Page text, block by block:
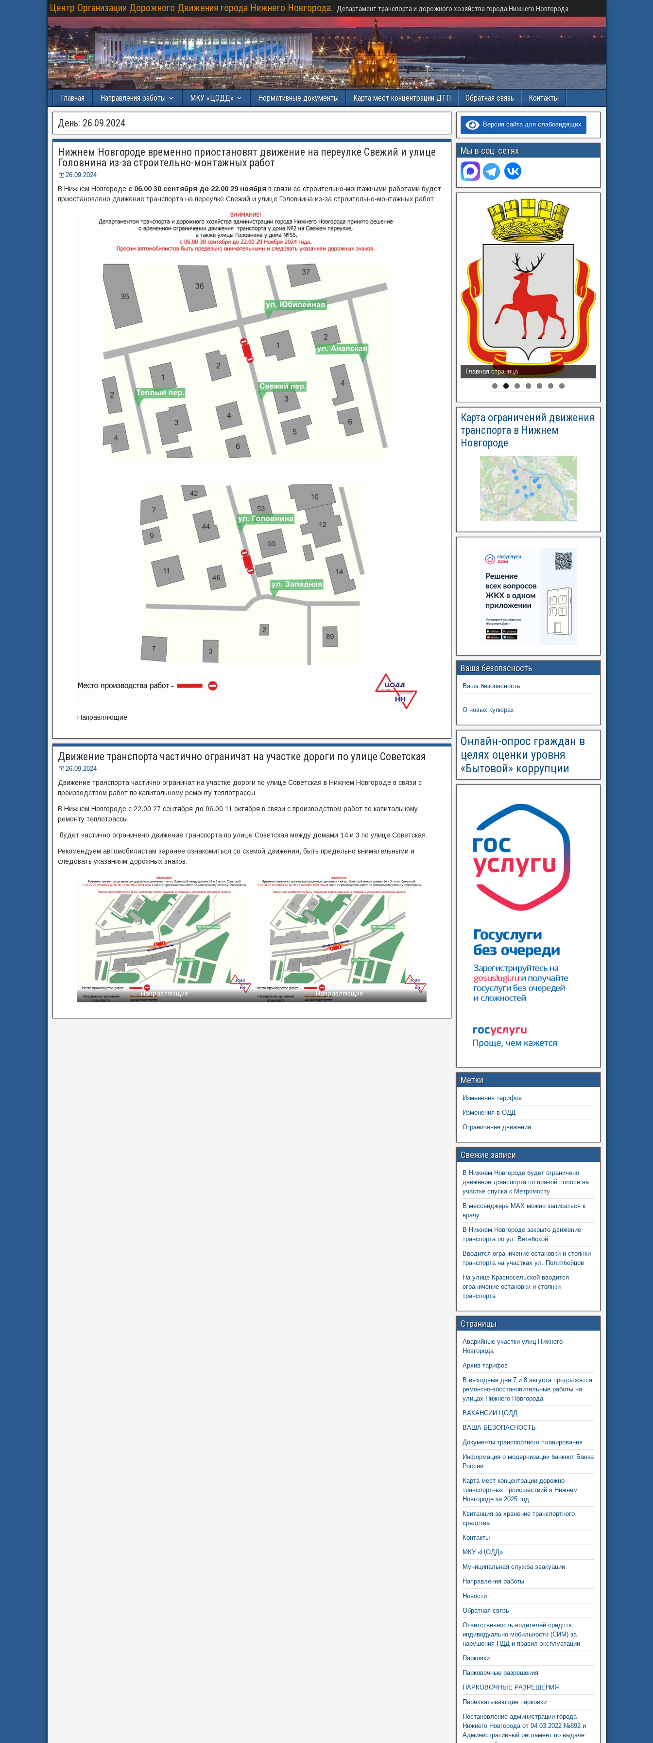
Центр Организации Дорожного Движения города Нижнего Новгорода. Департамент транспорта и дорожного хозяйства города Нижнего Новгорода
Главная Направления работы МКУ «ЦОДД» Нормативные документы Карта мест концентрации ДТП Обратная связь Контакты
День: 26.09.2024
Нижнем Новгороде временно приостановят движение на переулке Свежий и улице
Головнина из-за строительно-монтажных работ
26.09.2024
В Нижнем Новгороде с 06.00 30 сентября до 22.00 29 ноября в связи со строительно-монтажными работами будет
приостановлено движение транспорта на переулке Свежий и улице Головнина из-за строительно-монтажных работ
Направляющие
Движение транспорта частично ограничат на участке дороги по улице Советская
26.09.2024
Движение транспорта частично ограничат на участке дороги по улице Советская в Нижнем Новгороде в связи с
производством работ по капитальному ремонту теплотрассы
В Нижнем Новгороде с 22.00 27 сентября до 06.00 11 октября в связи с производством работ по капитальному
ремонту теплотрассы
будет частично ограничено движение транспорта по улице Советская между домами 14 и 3 по улице Советская.
Рекомендуем автомобилистам заранее ознакомиться со схемой движения, быть предельно внимательными и
следовать указаниям дорожных знаков.
Направляющие Направляющие
Версия сайта для слабовидящих
Мы в соц. сетях
Разрешения на перевозку
Карта ограничений движения
транспорта в Нижнем
Новгороде
Ваша безопасность
Ваша безопасность
О новых купюрах
Онлайн-опрос граждан в
целях оценки уровня
«Бытовой» коррупции
Метки
Изменения тарифов
Изменения в ОДД
Ограничение движения
Свежие записи
В Нижнем Новгороде будет ограничено
движение транспорта по правой полосе на
участке спуска к Метромосту
В мессенджере MAX можно записаться к
врачу
В Нижнем Новгороде закрыто движение
транспорта по ул. Витебской
Вводится ограничение остановки и стоянки
транспорта на участках ул. Политбойцов
На улице Красносельской вводится
ограничение остановки и стоянки
транспорта
Страницы
Аварийные участки улиц Нижнего
Новгорода
Архив тарифов
В выходные дни 7 и 8 августа продолжатся
ремонтно-восстановительные работы на
улицах Нижнего Новгорода
ВАКАНСИИ ЦОДД
ВАША БЕЗОПАСНОСТЬ
Документы транспортного планирования
Информация о модернизации банкнот Банка
России
Карта мест концентрации дорожно-
транспортных происшествий в Нижнем
Новгороде за 2025 год
Квитанция за хранение транспортного
средства
Контакты
МКУ «ЦОДД»
Муниципальная служба эвакуации
Направления работы
Новости
Обратная связь
Ответственность водителей средств
индивидуально мобильности (СИМ) за
нарушения ПДД и правил эксплуатации
Парковки
Парковочные разрешения
ПАРКОВОЧНЫЕ РАЗРЕШЕНИЯ
Перехватывающие парковки
Постановление администрации города
Нижнего Новгорода от 04.03.2022 №892 и
Административный регламент по выдаче